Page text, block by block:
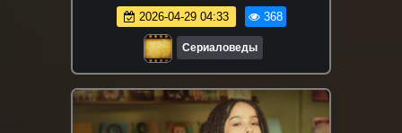
2026-04-29 04:33 368
Сериаловеды